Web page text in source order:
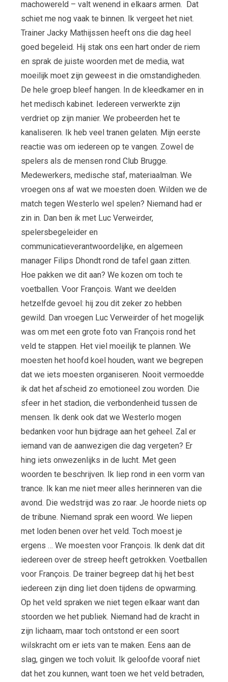
machowereld – valt wenend in elkaars armen. Dat
schiet me nog vaak te binnen. Ik vergeet het niet.
Trainer Jacky Mathijssen heeft ons die dag heel
goed begeleid. Hij stak ons een hart onder de riem
en sprak de juiste woorden met de media, wat
moeilijk moet zijn geweest in die omstandigheden.
De hele groep bleef hangen. In de kleedkamer en in
het medisch kabinet. Iedereen verwerkte zijn
verdriet op zijn manier. We probeerden het te
kanaliseren. Ik heb veel tranen gelaten. Mijn eerste
reactie was om iedereen op te vangen. Zowel de
spelers als de mensen rond Club Brugge.
Medewerkers, medische staf, materiaalman. We
vroegen ons af wat we moesten doen. Wilden we de
match tegen Westerlo wel spelen? Niemand had er
zin in. Dan ben ik met Luc Verweirder,
spelersbegeleider en
communicatieverantwoordelijke, en algemeen
manager Filips Dhondt rond de tafel gaan zitten.
Hoe pakken we dit aan? We kozen om toch te
voetballen. Voor François. Want we deelden
hetzelfde gevoel: hij zou dit zeker zo hebben
gewild. Dan vroegen Luc Verweirder of het mogelijk
was om met een grote foto van François rond het
veld te stappen. Het viel moeilijk te plannen. We
moesten het hoofd koel houden, want we begrepen
dat we iets moesten organiseren. Nooit vermoedde
ik dat het afscheid zo emotioneel zou worden. Die
sfeer in het stadion, die verbondenheid tussen de
mensen. Ik denk ook dat we Westerlo mogen
bedanken voor hun bijdrage aan het geheel. Zal er
iemand van de aanwezigen die dag vergeten? Er
hing iets onwezenlijks in de lucht. Met geen
woorden te beschrijven. Ik liep rond in een vorm van
trance. Ik kan me niet meer alles herinneren van die
avond. Die wedstrijd was zo raar. Je hoorde niets op
de tribune. Niemand sprak een woord. We liepen
met loden benen over het veld. Toch moest je
ergens … We moesten voor François. Ik denk dat dit
iedereen over de streep heeft getrokken. Voetballen
voor François. De trainer begreep dat hij het best
iedereen zijn ding liet doen tijdens de opwarming.
Op het veld spraken we niet tegen elkaar want dan
stoorden we het publiek. Niemand had de kracht in
zijn lichaam, maar toch ontstond er een soort
wilskracht om er iets van te maken. Eens aan de
slag, gingen we toch voluit. Ik geloofde vooraf niet
dat het zou kunnen, want toen we het veld betraden,